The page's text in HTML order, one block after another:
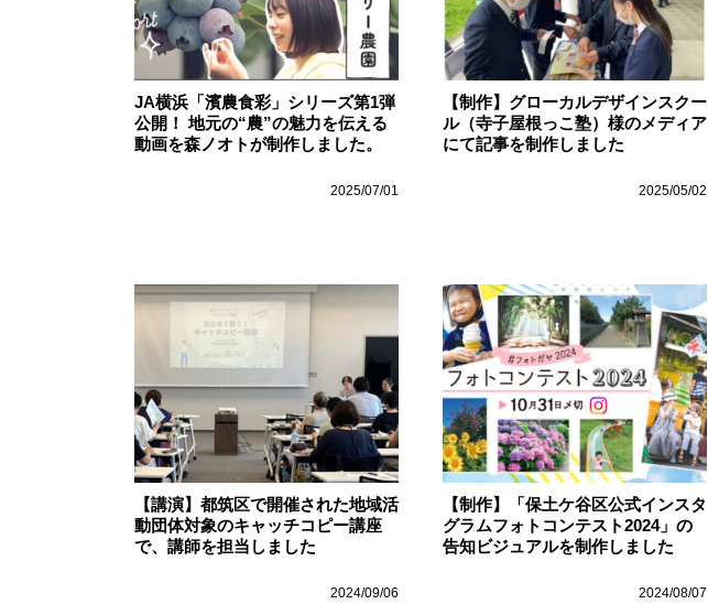
JA横浜「濱農食彩」シリーズ第1弾
公開！ 地元の“農”の魅力を伝える
動画を森ノオトが制作しました。
2025/07/01
【制作】グローカルデザインスクー
ル（寺子屋根っこ塾）様のメディア
にて記事を制作しました
2025/05/02
【講演】都筑区で開催された地域活
動団体対象のキャッチコピー講座
で、講師を担当しました
2024/09/06
【制作】「保土ケ谷区公式インスタ
グラムフォトコンテスト2024」の
告知ビジュアルを制作しました
2024/08/07